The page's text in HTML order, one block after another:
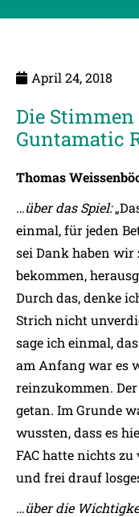
April 24, 2018
Die Stimmen
Guntamatic
Thomas
…über das Spiel:
einmal, für jeden
sei Dank haben wir
bekommen,
Durch das, denke
Strich nicht
sage ich einmal,
am Anfang war es
reinzukommen.
getan. Im Grunde
wussten, dass es
FAC hatte nichts
und frei drauf
…über die